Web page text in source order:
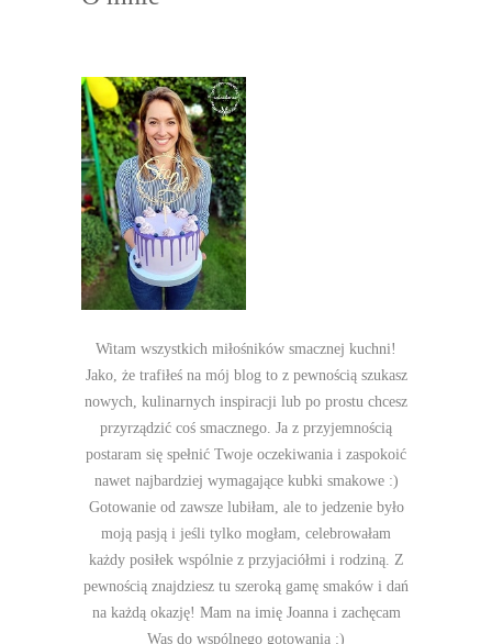
Witam wszystkich miłośników smacznej kuchni!
Jako, że trafiłeś na mój blog to z pewnością szukasz
nowych, kulinarnych inspiracji lub po prostu chcesz
przyrządzić coś smacznego. Ja z przyjemnością
postaram się spełnić Twoje oczekiwania i zaspokoić
nawet najbardziej wymagające kubki smakowe :)
Gotowanie od zawsze lubiłam, ale to jedzenie było
moją pasją i jeśli tylko mogłam, celebrowałam
każdy posiłek wspólnie z przyjaciółmi i rodziną. Z
pewnością znajdziesz tu szeroką gamę smaków i dań
na każdą okazję! Mam na imię Joanna i zachęcam
Was do wspólnego gotowania :)